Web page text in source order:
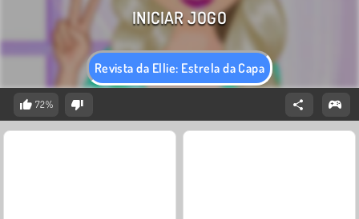
Revista da Ellie: Estrela da Capa
72%